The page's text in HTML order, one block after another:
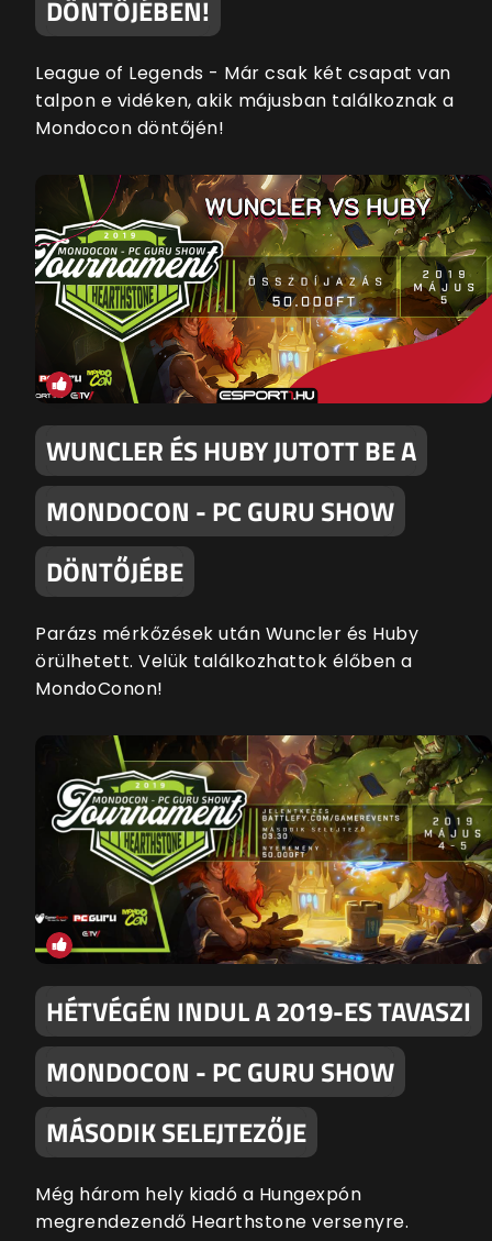
DÖNTŐJÉBEN!
League of Legends - Már csak két csapat van
talpon e vidéken, akik májusban találkoznak a
Mondocon döntőjén!
WUNCLER ÉS HUBY JUTOTT BE A
MONDOCON - PC GURU SHOW
DÖNTŐJÉBE
Parázs mérkőzések után Wuncler és Huby
örülhetett. Velük találkozhattok élőben a
MondoConon!
HÉTVÉGÉN INDUL A 2019-ES TAVASZI
MONDOCON - PC GURU SHOW
MÁSODIK SELEJTEZŐJE
Még három hely kiadó a Hungexpón
megrendezendő Hearthstone versenyre.